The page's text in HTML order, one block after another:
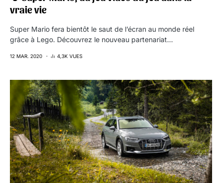
vraie vie
Super Mario fera bientôt le saut de l’écran au monde réel
grâce à Lego. Découvrez le nouveau partenariat…
12 MAR. 2020 4,3K VUES